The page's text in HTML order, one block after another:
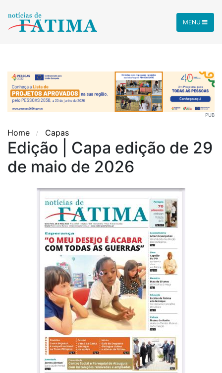
MENU
PUB
Home Capas
Edição | Capa edição de 29
de maio de 2026